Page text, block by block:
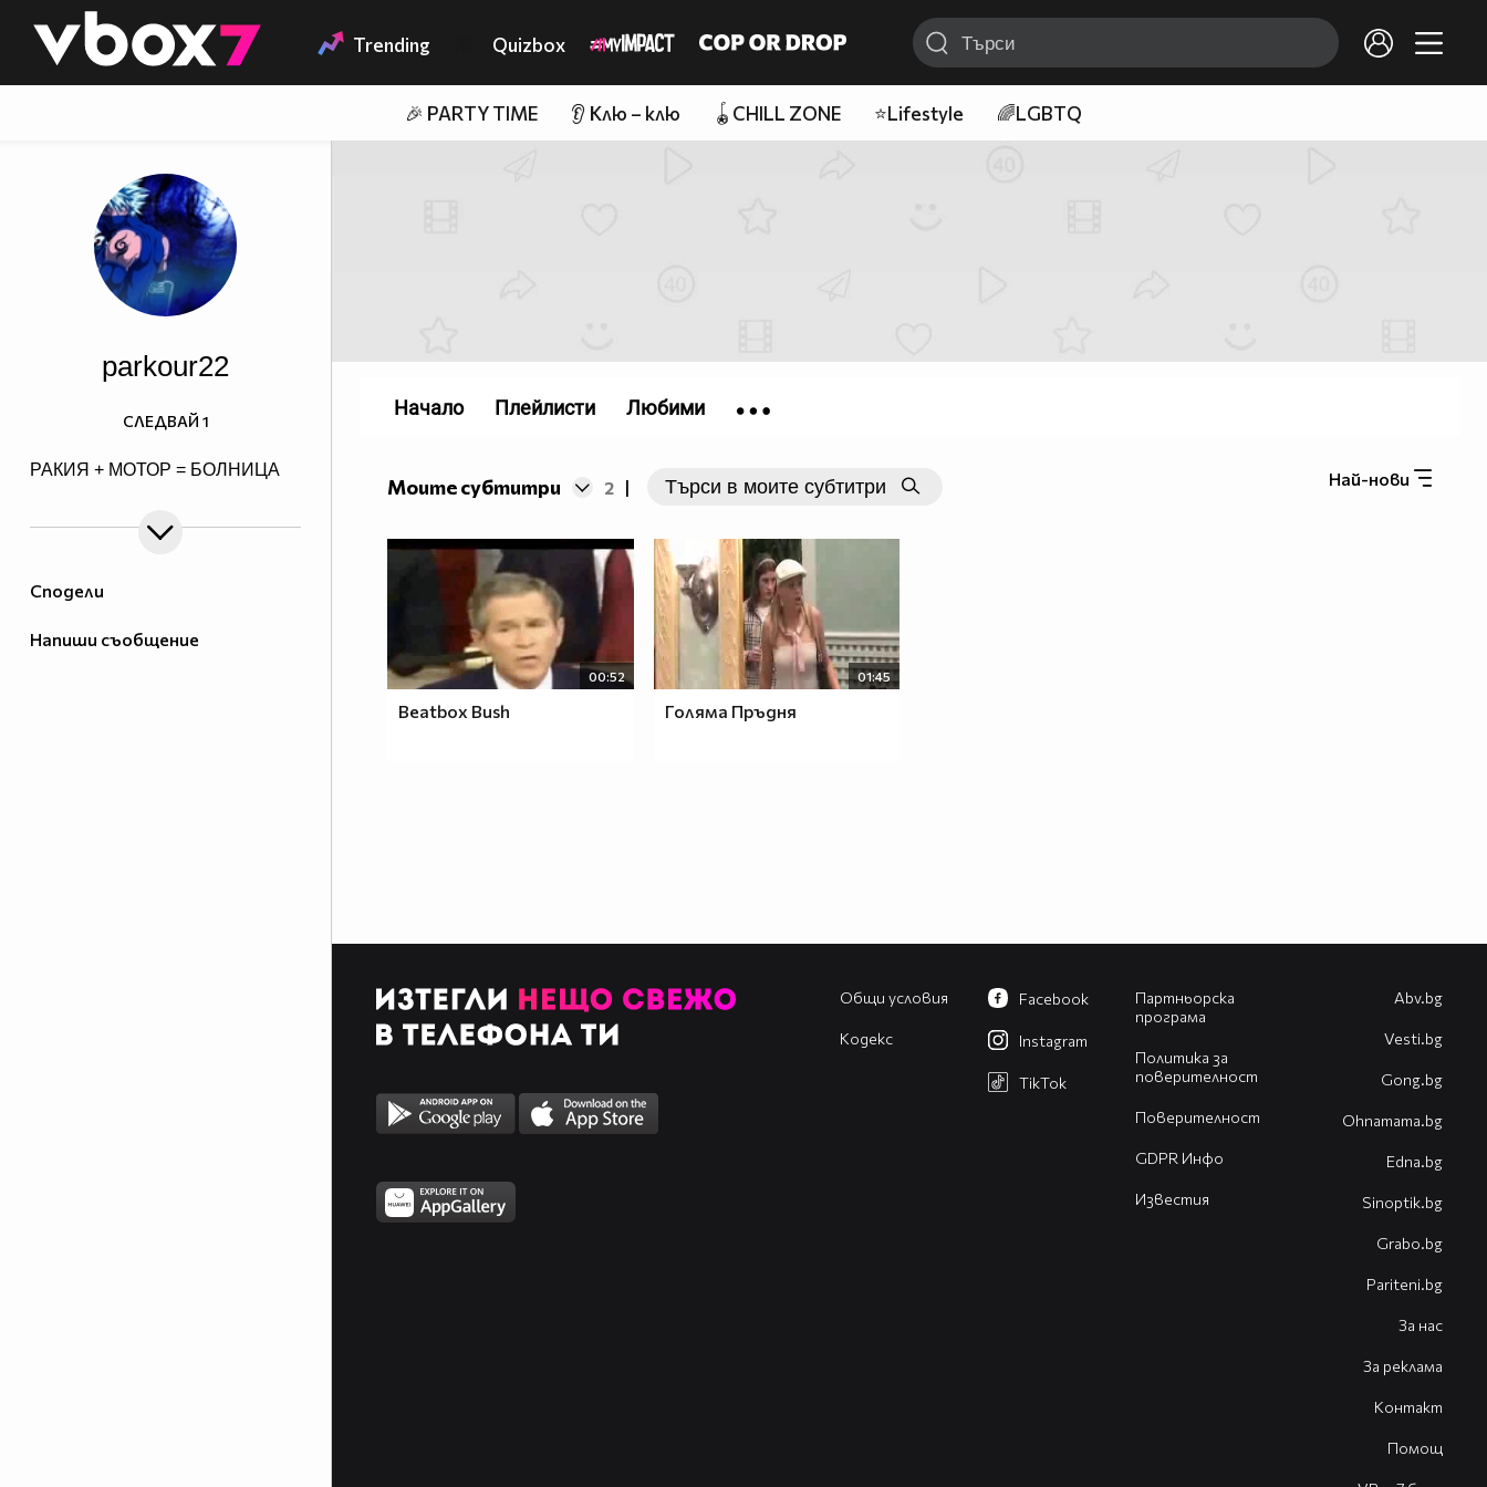
👾 Trending Quizbox
🎉 PARTY TIME 👂 Клю – клю 🪀CHILL ZONE ⭐Lifestyle 🌈LGBTQ
Сподели
Напиши съобщение
parkour22
РАКИЯ + МОТОР = БОЛНИЦА
СЛЕДВАЙ 1
Моите субтитри 2 | Най-нови
00:52
Beatbox Bush
01:45
Голяма Пръдня
Начало Плейлисти Любими
Общи условия
Кодекс
Партньорска
програма
Политика за
поверителност
Поверителност
GDPR Инфо
Известия
Facebook
Instagram
TikTok
Abv.bg
Vesti.bg
Gong.bg
Оhnamama.bg
Edna.bg
Sinoptik.bg
Grabo.bg
Pariteni.bg
За нас
За реклама
Контакт
Помощ